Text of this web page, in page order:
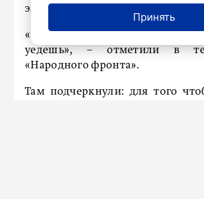
экспонаты в ремонтной
«Это наглядно подтверждает,
уедешь», – отметили в
«Народного фронта».
Там подчеркнули: для того
Принять